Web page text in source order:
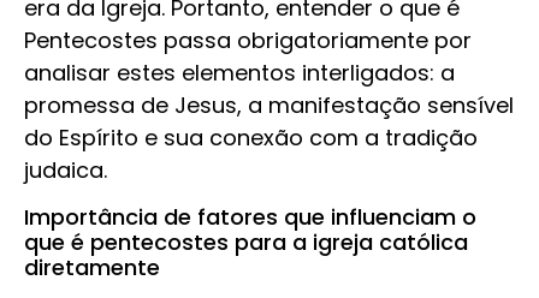
era da Igreja. Portanto, entender o que é
Pentecostes passa obrigatoriamente por
analisar estes elementos interligados: a
promessa de Jesus, a manifestação sensível
do Espírito e sua conexão com a tradição
judaica.
Importância de fatores que influenciam o
que é pentecostes para a igreja católica
diretamente